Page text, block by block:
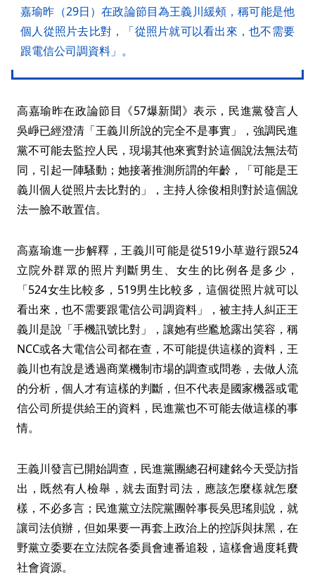
嘉瑜昨（29日）在政論節目為王義川緩頰，稱可能是他
個人從照片去比對，「從照片就可以看出來，也不需要
跟電信公司調資料」。
高嘉瑜昨在政論節目《57爆新聞》表示，民進黨發言人
吳崢已經澄清「王義川所說的完全不是事實」，強調民進
黨不可能去監控人民，現場其他來賓對於這個說法無法苟
同，引起一陣騷動；她接著推測所謂的年齡，「可能是王
義川個人從照片去比對的」，主持人徐俊相則對於這個說
法一臉不敢置信。
高嘉瑜進一步解釋，王義川可能是從519小草遊行跟524
立院外群眾的照片判斷男生、女生的比例各是多少，
「524女生比較多，519男生比較多，這個從照片就可以
看出來，也不需要跟電信公司調資料」，被主持人糾正王
義川是說「手機訊號比對」，讓她有些尷尬露出笑容，稱
NCC或各大電信公司都在查，不可能提供這樣的資料，王
義川也有說是透過商業機制市場的調查或問卷，去做人流
的分析，個人才有這樣的判斷，但不代表是國家機器或電
信公司所提供給王的資料，民進黨也不可能去做這樣的事
情。
王義川發言已開始調查，民進黨團總召柯建銘今天受訪指
出，既然有人檢舉，就去面對司法，應該怎麼樣就怎麼
樣，不必多言；民進黨立法院黨團幹事長吳思瑤則說，就
讓司法偵辦，但如果要一再套上政治上的控訴與抹黑，在
野黨立委要在立法院各委員會連番追殺，這樣會過度耗費
社會資源。